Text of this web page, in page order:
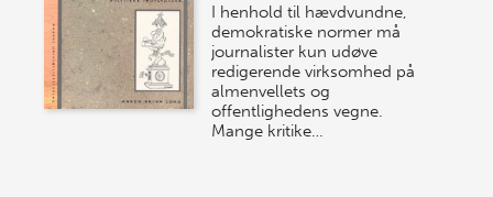
I henhold til hævdvundne,
demokratiske normer må
journalister kun udøve
redigerende virksomhed på
almenvellets og
offentlighedens vegne.
Mange kritike…